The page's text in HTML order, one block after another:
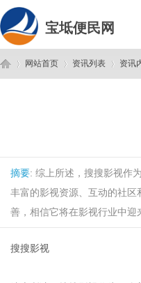
宝坻便民网
网站首页 资讯列表 资讯
摘要: 综上所述，搜搜影视作
丰富的影视资源、互动的社
善，相信它将在影视行业中
搜搜影视